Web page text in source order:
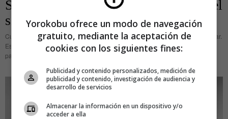
Sharona, la historia de amor detrás del
single más machacón de los 70
Cuando el grupo The Beat sacó su primer álbum, pensaron que iban a triunfar.
Estaban en el lugar adecuado –Los Ángeles– y el momento exacto –1979–
para la gran explosión del power
Yorokobu ofrece un modo de navegación
gratuito, mediante la aceptación de
cookies con los siguientes fines:
Publicidad y contenido personalizados, medición de
publicidad y contenido, investigación de audiencia y
desarrollo de servicios
Almacenar la información en un dispositivo y/o
acceder a ella